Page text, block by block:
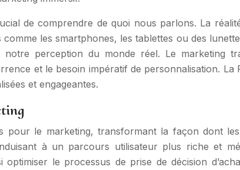
de comprendre de quoi nous parlons. La
les smartphones, les tablettes ou des
notre perception du monde réel. Le marketing
et le besoin impératif de personnalisation.
et engageantes.
pour le marketing, transformant la façon dont
à un parcours utilisateur plus riche et
optimiser le processus de prise de décision